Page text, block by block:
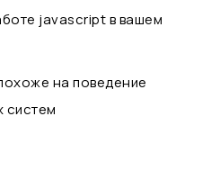
javascript в вашем
на поведение
систем